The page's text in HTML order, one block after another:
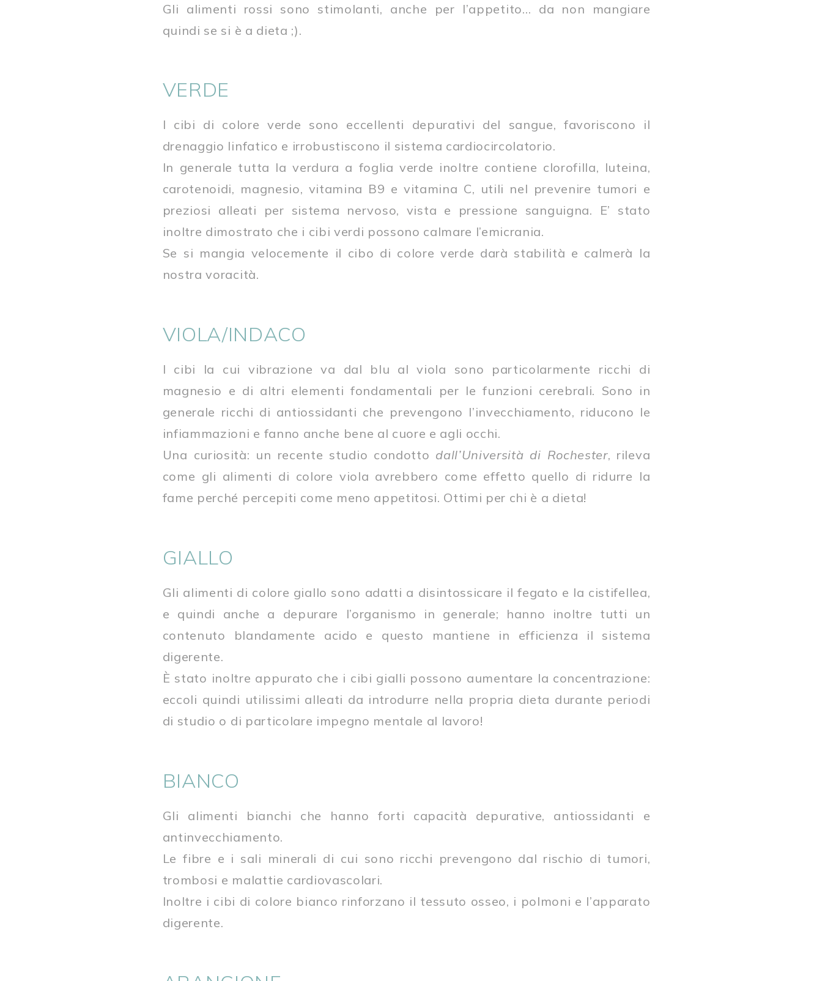
Gli alimenti rossi sono stimolanti, anche per l’appetito… da non mangiare
quindi se si è a dieta ;).
VERDE
I cibi di colore verde sono eccellenti depurativi del sangue, favoriscono il
drenaggio linfatico e irrobustiscono il sistema cardiocircolatorio.
In generale tutta la verdura a foglia verde inoltre contiene clorofilla, luteina,
carotenoidi, magnesio, vitamina B9 e vitamina C, utili nel prevenire tumori e
preziosi alleati per sistema nervoso, vista e pressione sanguigna. E’ stato
inoltre dimostrato che i cibi verdi possono calmare l’emicrania.
Se si mangia velocemente il cibo di colore verde darà stabilità e calmerà la
nostra voracità.
VIOLA/INDACO
I cibi la cui vibrazione va dal blu al viola sono particolarmente ricchi di
magnesio e di altri elementi fondamentali per le funzioni cerebrali. Sono in
generale ricchi di antiossidanti che prevengono l’invecchiamento, riducono le
infiammazioni e fanno anche bene al cuore e agli occhi.
Una curiosità: un recente studio condotto dall’Università di Rochester, rileva
come gli alimenti di colore viola avrebbero come effetto quello di ridurre la
fame perché percepiti come meno appetitosi. Ottimi per chi è a dieta!
GIALLO
Gli alimenti di colore giallo sono adatti a disintossicare il fegato e la cistifellea,
e quindi anche a depurare l’organismo in generale; hanno inoltre tutti un
contenuto blandamente acido e questo mantiene in efficienza il sistema
digerente.
È stato inoltre appurato che i cibi gialli possono aumentare la concentrazione:
eccoli quindi utilissimi alleati da introdurre nella propria dieta durante periodi
di studio o di particolare impegno mentale al lavoro!
BIANCO
Gli alimenti bianchi che hanno forti capacità depurative, antiossidanti e
antinvecchiamento.
Le fibre e i sali minerali di cui sono ricchi prevengono dal rischio di tumori,
trombosi e malattie cardiovascolari.
Inoltre i cibi di colore bianco rinforzano il tessuto osseo, i polmoni e l’apparato
digerente.